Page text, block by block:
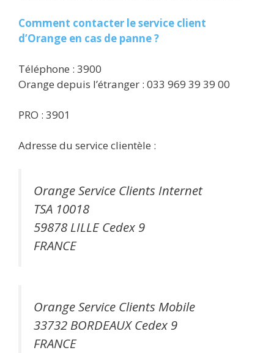
Comment contacter le service client
d’Orange en cas de panne ?
Téléphone : 3900
Orange depuis l’étranger : 033 969 39 39 00
PRO : 3901
Adresse du service clientèle :
Orange Service Clients Internet
TSA 10018
59878 LILLE Cedex 9
FRANCE
Orange Service Clients Mobile
33732 BORDEAUX Cedex 9
FRANCE